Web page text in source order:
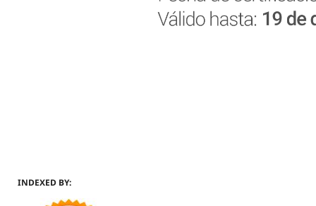
INDEXED BY: